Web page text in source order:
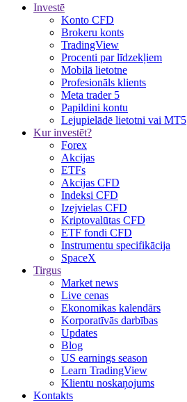
Investē
Konto CFD
Brokeru konts
TradingView
Procenti par līdzekļiem
Mobilā lietotne
Profesionāls klients
Meta trader 5
Papildini kontu
Lejupielādē lietotni vai MT5
Kur investēt?
Forex
Akcijas
ETFs
Akcijas CFD
Indeksi CFD
Izejvielas CFD
Kriptovalūtas CFD
ETF fondi CFD
Instrumentu specifikācija
SpaceX
Tirgus
Market news
Live cenas
Ekonomikas kalendārs
Korporatīvās darbības
Updates
Blog
US earnings season
Learn TradingView
Klientu noskaņojums
Kontakts